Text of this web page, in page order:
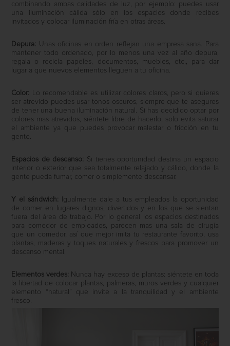
combinando ambas calidades de luz, por ejemplo: puedes usar
una iluminación cálida sólo en los espacios donde recibes
invitados y colocar iluminación fría en otras áreas.
Depura: Unas oficinas en orden reflejan una empresa sana. Para
mantener todo ordenado, por lo menos una vez al año depura,
regala o recicla papeles, documentos, muebles, etc., para dar
lugar a que nuevos elementos lleguen a tu oficina.
Color:
Lo recomendable es utilizar colores claros, pero si quieres
ser atrevido puedes usar tonos oscuros, siempre que te asegures
de tener una buena iluminación natural. Si has decidido optar por
colores mas atrevidos, siéntete libre de hacerlo, solo evita saturar
el ambiente ya que puedes provocar malestar o fricción en tu
gente.
Espacios de descanso: Si tienes oportunidad destina un espacio
interior o exterior que sea totalmente relajado y cálido, donde la
gente pueda fumar, comer o simplemente descansar.
Y el sándwich: Igualmente dale a tus empleados la oportunidad
de comer en lugares dignos, divertidos y en los que se sientan
fuera del área de trabajo. Por lo general los espacios destinados
para comedor de empleados, parecen mas una sala de cirugía
que un comedor, así que mejor imita tu restaurante favorito, usa
plantas, maderas y toques naturales y frescos para promover un
descanso mental.
Elementos verdes: Nunca hay exceso de plantas: siéntete en toda
la libertad de colocar plantas, palmeras, muros verdes y cualquier
elemento “natural” que invite a la tranquilidad y el ambiente
fresco.